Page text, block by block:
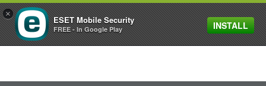
MENU
×
ESET Mobile Security
FREE - In Google Play INSTALL